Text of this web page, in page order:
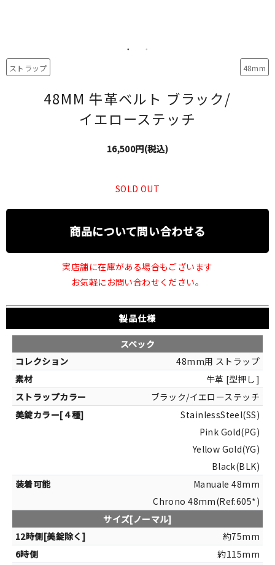
ストラップ 48mm
48MM 牛革ベルト ブラック/
イエローステッチ
16,500円(税込)
SOLD OUT
商品について問い合わせる
実店舗に在庫がある場合もございます
お気軽にお問い合わせください。
製品仕様
スペック
48mm用 ストラップ
牛革 [型押し]
ブラック/イエローステッチ
StainlessSteel(SS)
Pink Gold(PG)
Yellow Gold(YG)
Black(BLK)
Manuale 48mm
Chrono 48mm(Ref:605*)
サイズ[ノーマル]
約75mm
約115mm